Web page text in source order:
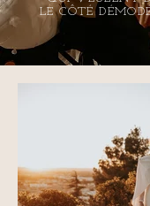
LE CÔTÉ